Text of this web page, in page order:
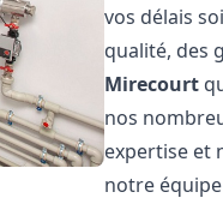
vos délais
qualité, des
Mirecourt
nos
expertise et
notre